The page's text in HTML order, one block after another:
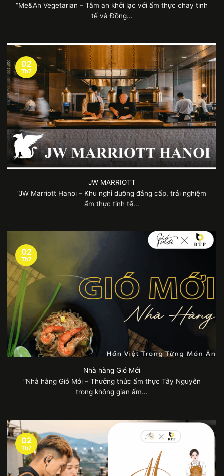
“Me&An Vegetarian – Tâm an khởi lạc với ẩm thực chay tinh
tế và Đồng...
JW MARRIOTT
“JW Marriott Hanoi – Khu nghỉ dưỡng đẳng cấp, trải nghiệm
ẩm thực tinh tế...
02
Th7
Nhà hàng Gió Mới
“Nhà hàng Gió Mới – Thưởng thức ẩm thực Tây Nguyên
trong không gian ấm...
02
Th7
02
Th7